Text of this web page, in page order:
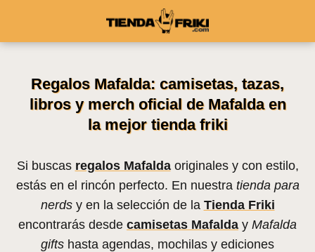
Regalos Mafalda: camisetas, tazas,
libros y merch oficial de Mafalda en
la mejor tienda friki
Si buscas regalos Mafaldaoriginales y con estilo,
estás en el rincón perfecto. En nuestra tienda para
nerdsy en la selección de la Tienda Friki
encontrarás desde camisetas Mafalda y Mafalda
gifts hasta agendas, mochilas y ediciones